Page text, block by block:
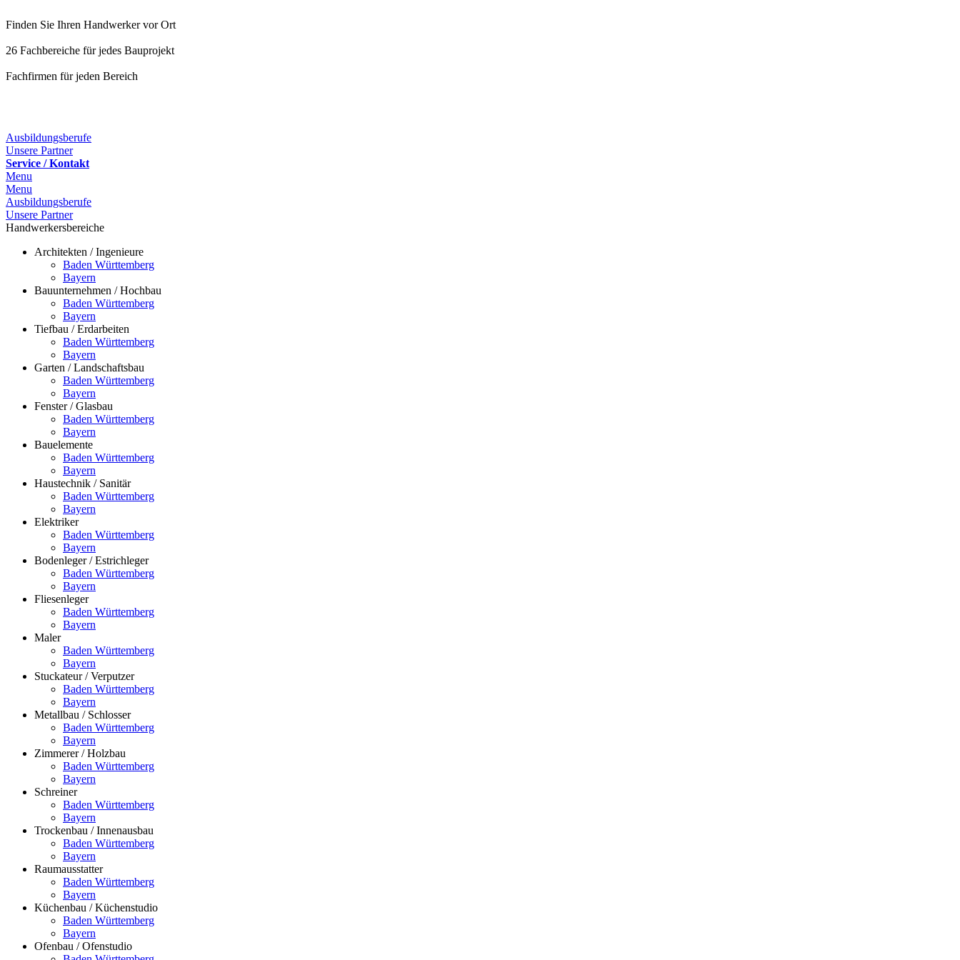
Finden Sie Ihren Handwerker vor Ort
26 Fachbereiche für jedes Bauprojekt
Fachfirmen für jeden Bereich
Ausbildungsberufe
Unsere Partner
Service / Kontakt
Menu
Menu
Ausbildungsberufe
Unsere Partner
Handwerkersbereiche
Architekten / Ingenieure
Baden Württemberg
Bayern
Bauunternehmen / Hochbau
Baden Württemberg
Bayern
Tiefbau / Erdarbeiten
Baden Württemberg
Bayern
Garten / Landschaftsbau
Baden Württemberg
Bayern
Fenster / Glasbau
Baden Württemberg
Bayern
Bauelemente
Baden Württemberg
Bayern
Haustechnik / Sanitär
Baden Württemberg
Bayern
Elektriker
Baden Württemberg
Bayern
Bodenleger / Estrichleger
Baden Württemberg
Bayern
Fliesenleger
Baden Württemberg
Bayern
Maler
Baden Württemberg
Bayern
Stuckateur / Verputzer
Baden Württemberg
Bayern
Metallbau / Schlosser
Baden Württemberg
Bayern
Zimmerer / Holzbau
Baden Württemberg
Bayern
Schreiner
Baden Württemberg
Bayern
Trockenbau / Innenausbau
Baden Württemberg
Bayern
Raumausstatter
Baden Württemberg
Bayern
Küchenbau / Küchenstudio
Baden Württemberg
Bayern
Ofenbau / Ofenstudio